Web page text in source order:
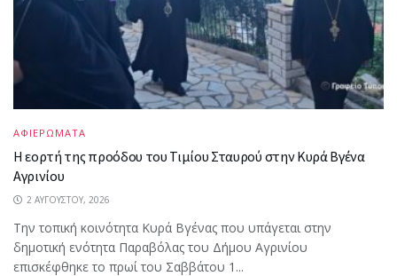
ΑΦΙΕΡΩΜΑΤΑ
Η εορτή της προόδου του Τιμίου Σταυρού στην Κυρά Βγένα
Αγρινίου
2 ΑΥΓΟΎΣΤΟΥ, 2026
Την τοπική κοινότητα Κυρά Βγένας που υπάγεται στην
δημοτική ενότητα Παραβόλας του Δήμου Αγρινίου
επισκέφθηκε το πρωί του Σαββάτου 1...